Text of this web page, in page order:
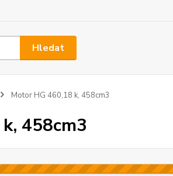
Hledat
Motor HG 460,18 k, 458cm3
458cm3